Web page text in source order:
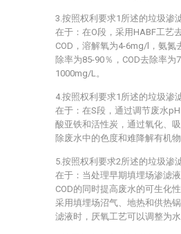
3.按照权利要求1所述的垃圾渗
在于：在O段，采用HABF工艺
COD，溶解氧为4-6mg/l，氨氮
除率为85-90％，COD去除率为
1000mg/L。
4.按照权利要求1所述的垃圾渗
在于：在S段，通过调节废水
酸亚铁和活性炭，通过氧化、
除废水中的色度和难降解有机物
5.按照权利要求2所述的垃圾渗
在于：当处理早期填埋场渗滤
COD的同时提高废水的可生化
采用填埋场沼气、地热和供热
滤液时，厌氧工艺可以调整为水